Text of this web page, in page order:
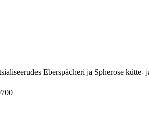
Eberspächeri ja Spherose kütte-